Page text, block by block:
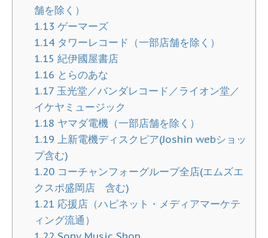
舗を除く）
1.13 ゲーマーズ
1.14タワーレコード（一部店舗を除く）
1.15 紀伊國屋書店
1.16 とらのあな
1.17玉光堂／バンダレコード／ライオン堂／
イケヤミュージック
1.18 ヤマダ電機（一部店舗を除く）
1.19 上新電機ディスクピア(Joshin webショッ
プ含む)
1.20コーチャンフォーグループ全店(エムズエ
クスポ盛岡店 含む)
1.21 応援店（ハピネット・メディアマーケテ
ィング流通）